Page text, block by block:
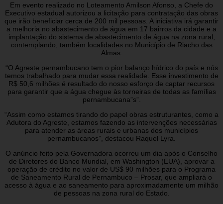
Em evento realizado no Loteamento Amilson Afonso, a Chefe do
Executivo estadual autorizou a licitação para contratação das obras
que irão beneficiar cerca de 200 mil pessoas. A iniciativa irá garantir
a melhoria no abastecimento de água em 17 bairros da cidade e a
implantação do sistema de abastecimento de água na zona rural,
contemplando, também localidades no Município de Riacho das
Almas.
“O Agreste pernambucano tem o pior balanço hídrico do país e nós
temos trabalhado para mudar essa realidade. Esse investimento de
R$ 50,6 milhões é resultado do nosso esforço de captar recursos
para garantir que a água chegue às torneiras de todas as famílias
pernambucana”s”.
“Assim como estamos tirando do papel obras estruturantes, como a
Adutora do Agreste, estamos fazendo as intervenções necessárias
para atender as áreas rurais e urbanas dos municípios
pernambucanos”, destacou Raquel Lyra.
O anúncio feito pela Governadora ocorreu um dia após o Conselho
de Diretores do Banco Mundial, em Washington (EUA), aprovar a
operação de crédito no valor de US$ 90 milhões para o Programa
de Saneamento Rural de Pernambuco – Prosar, que ampliará o
acesso à água e ao saneamento para aproximadamente um milhão
de pessoas na zona rural do Estado.